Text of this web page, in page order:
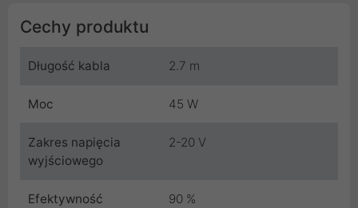
Cechy produktu
Długość kabla 2.7 m
Moc 45 W
Zakres napięcia
wyjściowego
2-20 V
Efektywność 90 %